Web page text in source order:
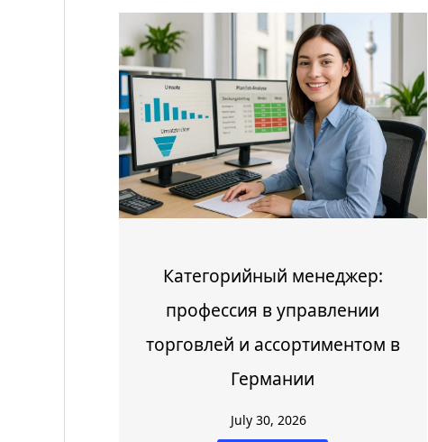
Категорийный менеджер:
профессия в управлении
торговлей и ассортиментом в
Германии
July 30, 2026